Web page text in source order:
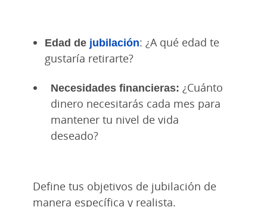
Edad de jubilación: ¿A qué edad te
gustaría retirarte?
Necesidades financieras: ¿Cuánto
dinero necesitarás cada mes para
mantener tu nivel de vida
deseado?
Define tus objetivos de jubilación de
manera específica y realista.